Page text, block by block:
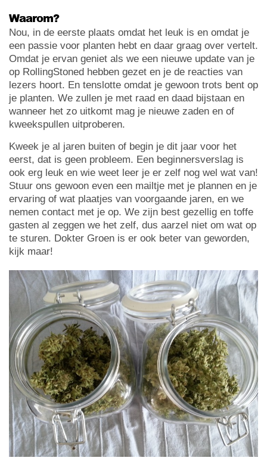
Waarom?
Nou, in de eerste plaats omdat het leuk is en omdat je
een passie voor planten hebt en daar graag over vertelt.
Omdat je ervan geniet als we een nieuwe update van je
op RollingStoned hebben gezet en je de reacties van
lezers hoort. En tenslotte omdat je gewoon trots bent op
je planten. We zullen je met raad en daad bijstaan en
wanneer het zo uitkomt mag je nieuwe zaden en of
kweekspullen uitproberen.
Kweek je al jaren buiten of begin je dit jaar voor het
eerst, dat is geen probleem. Een beginnersverslag is
ook erg leuk en wie weet leer je er zelf nog wel wat van!
Stuur ons gewoon even een mailtje met je plannen en je
ervaring of wat plaatjes van voorgaande jaren, en we
nemen contact met je op. We zijn best gezellig en toffe
gasten al zeggen we het zelf, dus aarzel niet om wat op
te sturen. Dokter Groen is er ook beter van geworden,
kijk maar!